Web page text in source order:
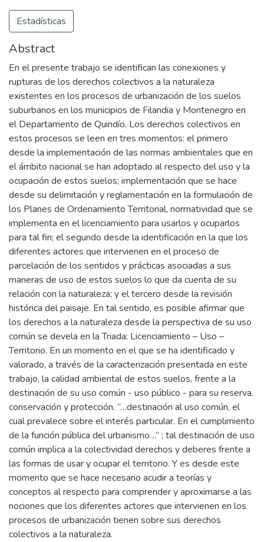
Estadísticas
Abstract
En el presente trabajo se identifican las conexiones y
rupturas de los derechos colectivos a la naturaleza
existentes en los procesos de urbanización de los suelos
suburbanos en los municipios de Filandia y Montenegro en
el Departamento de Quindío. Los derechos colectivos en
estos procesos se leen en tres momentos: el primero
desde la implementación de las normas ambientales que en
el ámbito nacional se han adoptado al respecto del uso y la
ocupación de estos suelos; implementación que se hace
desde su delimitación y reglamentación en la formulación de
los Planes de Ordenamiento Territorial, normatividad que se
implementa en el licenciamiento para usarlos y ocuparlos
para tal fin; el segundo desde la identificación en la que los
diferentes actores que intervienen en el proceso de
parcelación de los sentidos y prácticas asociadas a sus
maneras de uso de estos suelos lo que da cuenta de su
relación con la naturaleza; y el tercero desde la revisión
histórica del paisaje. En tal sentido, es posible afirmar que
los derechos a la naturaleza desde la perspectiva de su uso
común se devela en la Triada: Licenciamiento – Uso –
Territorio. En un momento en el que se ha identificado y
valorado, a través de la caracterización presentada en este
trabajo, la calidad ambiental de estos suelos, frente a la
destinación de su uso común - uso público - para su reserva,
conservación y protección. “…destinación al uso común, el
cual prevalece sobre el interés particular. En el cumplimiento
de la función pública del urbanismo…” ; tal destinación de uso
común implica a la colectividad derechos y deberes frente a
las formas de usar y ocupar el territorio. Y es desde este
momento que se hace necesario acudir a teorías y
conceptos al respecto para comprender y aproximarse a las
nociones que los diferentes actores que intervienen en los
procesos de urbanización tienen sobre sus derechos
colectivos a la naturaleza.